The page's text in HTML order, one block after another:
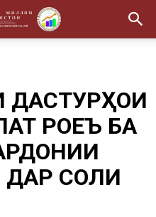
ДАСТУРҲОИ
РОҶЕЪ БА
СОЛИ